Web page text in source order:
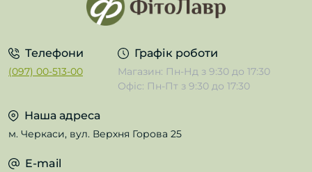
Телефони
(097) 00-513-00
Графік роботи
Магазин: Пн-Нд з 9:30 до 17:30
Офіс: Пн-Пт з 9:30 до 17:30
Наша адреса
м. Черкаси, вул. Верхня Горова 25
E-mail